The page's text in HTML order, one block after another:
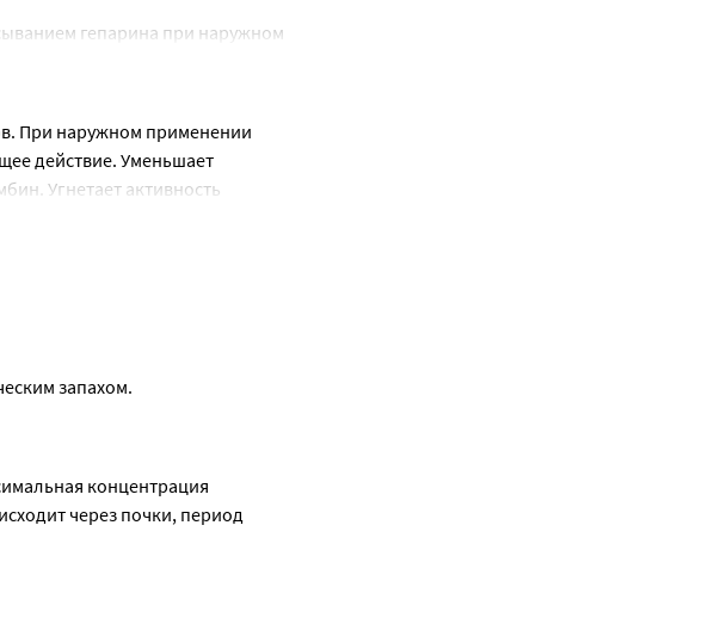
гепарина при наружном
При наружном применении
действие. Уменьшает
Угнетает активность
гематом и тромбов, в
запахом.
концентрация
через почки, период